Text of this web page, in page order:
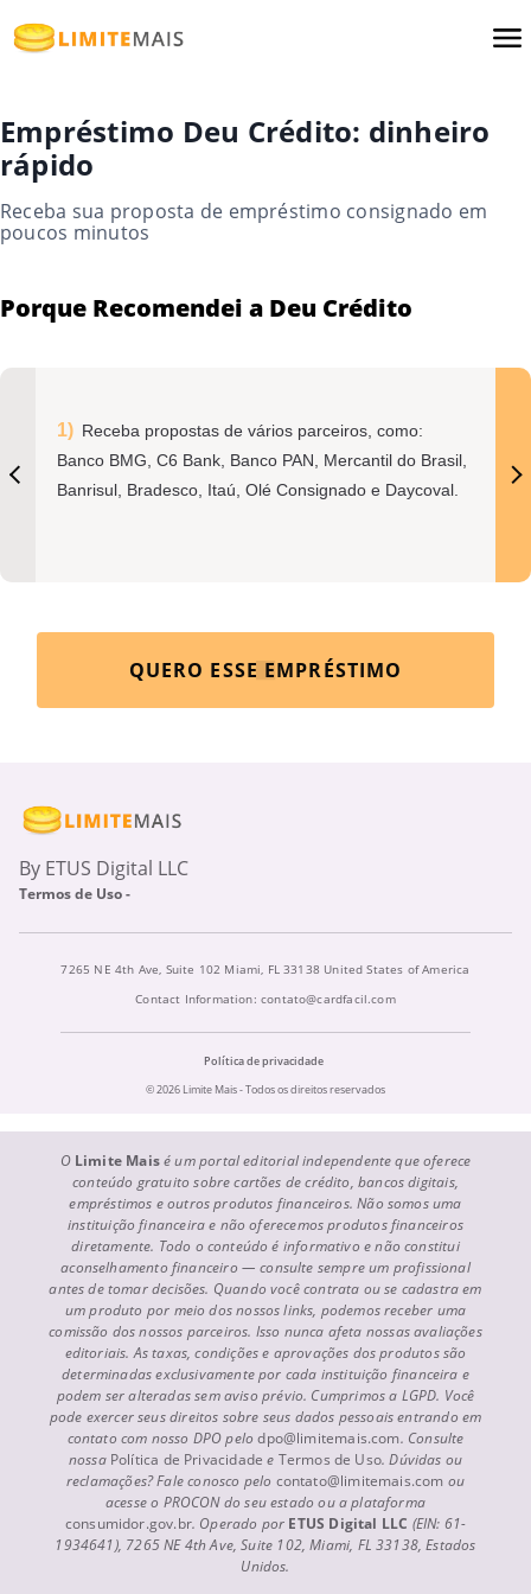
Empréstimo Deu Crédito: dinheiro
rápido
Receba sua proposta de empréstimo consignado em
poucos minutos
Porque Recomendei a Deu Crédito
Receba propostas de vários parceiros, como:
Banco BMG, C6 Bank, Banco PAN, Mercantil do Brasil,
Banrisul, Bradesco, Itaú, Olé Consignado e Daycoval.
QUERO ESSE EMPRÉSTIMO
By ETUS Digital LLC
Termos de Uso -
7265 NE 4th Ave, Suite 102 Miami, FL 33138 United States of America
Contact Information: contato@cardfacil.com
Política de privacidade
© 2026 Limite Mais - Todos os direitos reservados
O Limite Maisé um portal editorial independente que oferece
conteúdo gratuito sobre cartões de crédito, bancos digitais,
empréstimos e outros produtos financeiros. Não somos uma
instituição financeira e não oferecemos produtos financeiros
diretamente. Todo o conteúdo é informativo e não constitui
aconselhamento financeiro — consulte sempre um profissional
antes de tomar decisões. Quando você contrata ou se cadastra em
um produto por meio dos nossos links, podemos receber uma
comissão dos nossos parceiros. Isso nunca afeta nossas avaliações
editoriais. As taxas, condições e aprovações dos produtos são
determinadas exclusivamente por cada instituição financeira e
podem ser alteradas sem aviso prévio. Cumprimos a LGPD. Você
pode exercer seus direitos sobre seus dados pessoais entrando em
contato com nosso DPO pelodpo@limitemais.com. Consulte
nossa Política de Privacidade e Termos de Uso. Dúvidas ou
reclamações? Fale conosco pelo contato@limitemais.com ou
acesse o PROCON do seu estado ou a plataforma
consumidor.gov.br. Operado por ETUS Digital LLC (EIN: 61-
1934641), 7265 NE 4th Ave, Suite 102, Miami, FL 33138, Estados
Unidos.